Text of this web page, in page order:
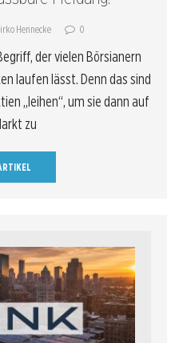
Hennecke 0
der vielen Börsianern
laufen lässt. Denn das sind
„leihen“, um sie dann auf
zu